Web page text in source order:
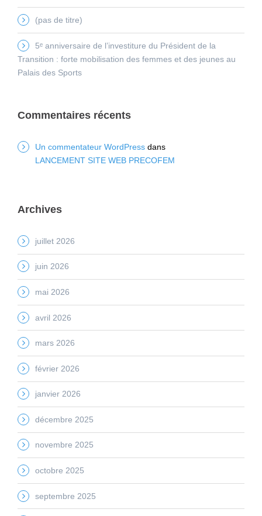
(pas de titre)
5ᵉ anniversaire de l’investiture du Président de la
Transition : forte mobilisation des femmes et des jeunes au
Palais des Sports
Commentaires récents
Un commentateur WordPress dans
LANCEMENT SITE WEB PRECOFEM
Archives
juillet 2026
juin 2026
mai 2026
avril 2026
mars 2026
février 2026
janvier 2026
décembre 2025
novembre 2025
octobre 2025
septembre 2025